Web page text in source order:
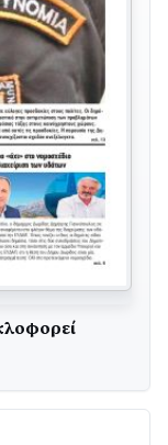
Ναυπάκτου